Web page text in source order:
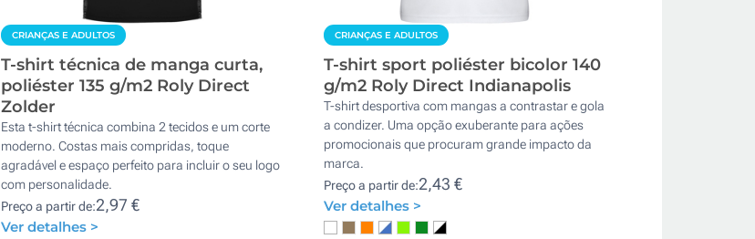
CRIANÇAS E ADULTOS
T-shirt técnica de manga curta,
poliéster 135 g/m2 Roly Direct
Zolder
Esta t-shirt técnica combina 2 tecidos e um corte
moderno. Costas mais compridas, toque
agradável e espaço perfeito para incluir o seu logo
com personalidade.
Preço a partir de:2,97 €
Ver detalhes >
CRIANÇAS E ADULTOS
T-shirt sport poliéster bicolor 140
g/m2 Roly Direct Indianapolis
T-shirt desportiva com mangas a contrastar e gola
a condizer. Uma opção exuberante para ações
promocionais que procuram grande impacto da
marca.
Preço a partir de:2,43 €
Ver detalhes >